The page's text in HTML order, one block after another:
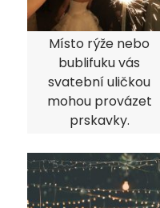
Místo rýže nebo
bublifuku vás
svatební uličkou
mohou provázet
prskavky.